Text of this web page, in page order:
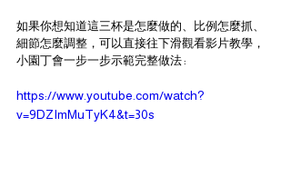
如果你想知道這三杯是怎麼做的、比例怎麼抓、
細節怎麼調整，可以直接往下滑觀看影片教學，
小園丁會一步一步示範完整做法 :
https://www.youtube.com/watch?
v=9DZImMuTyK4&t=30s